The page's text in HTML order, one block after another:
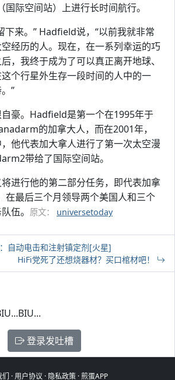
国际空间站）上进行长时间航行。
下来。” Hadfield说，“以前我就非常
经历的人。现在，在一系列幸运的巧
，我终于成为了可以真正离开地球、
个行星外生存一段时间的人中的一
”
豪。Hadfield是第一个在1995年于
的加拿大人，而在2001年，
他代表加大拿人进行了第一次太空漫
带给了国际空间站。
进行他的第二部分任务，即代表加拿
在最后三个月领导两个美国人和三个
伍。 原文： universetoday
自动电击和注射镇定剂[火星]
HiFi党死了还想烧器材？买口棺材吧！
登录发吐槽
·用户协议 · 隐私政策·煎蛋APP